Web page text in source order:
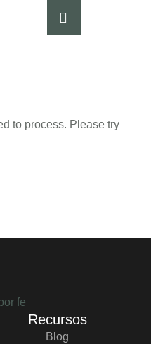
to process. Please try
Recursos
Blog